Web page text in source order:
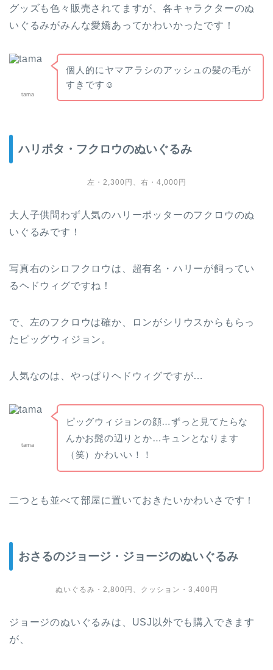
グッズも色々販売されてますが、各キャラクターのぬ
いぐるみがみんな愛嬌あってかわいかったです！
tama
個人的にヤマアラシのアッシュの髪の毛が
すきです☺
ハリポタ・フクロウのぬいぐるみ
左・2,300円、右・4,000円
大人子供問わず人気のハリーポッターのフクロウのぬ
いぐるみです！
写真右のシロフクロウは、超有名・ハリーが飼ってい
るヘドウィグですね！
で、左のフクロウは確か、ロンがシリウスからもらっ
たピッグウィジョン。
人気なのは、やっぱりヘドウィグですが…
tama
ピッグウィジョンの顔…ずっと見てたらな
んかお髭の辺りとか…キュンとなります
（笑）かわいい！！
二つとも並べて部屋に置いておきたいかわいさです！
おさるのジョージ・ジョージのぬいぐるみ
ぬいぐるみ・2,800円、クッション・3,400円
ジョージのぬいぐるみは、USJ以外でも購入できます
が、